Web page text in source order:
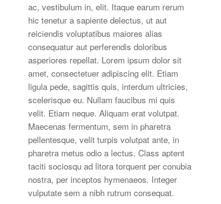
ac, vestibulum in, elit. Itaque earum rerum
hic tenetur a sapiente delectus, ut aut
reiciendis voluptatibus maiores alias
consequatur aut perferendis doloribus
asperiores repellat. Lorem ipsum dolor sit
amet, consectetuer adipiscing elit. Etiam
ligula pede, sagittis quis, interdum ultricies,
scelerisque eu. Nullam faucibus mi quis
velit. Etiam neque. Aliquam erat volutpat.
Maecenas fermentum, sem in pharetra
pellentesque, velit turpis volutpat ante, in
pharetra metus odio a lectus. Class aptent
taciti sociosqu ad litora torquent per conubia
nostra, per inceptos hymenaeos. Integer
vulputate sem a nibh rutrum consequat.